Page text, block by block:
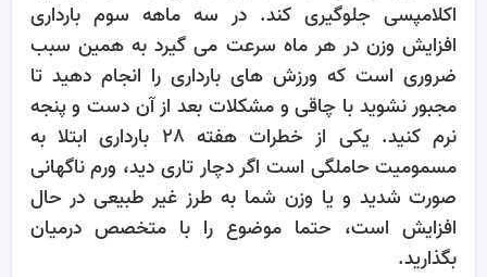
اکلامپسی جلوگیری کند. در سه ماهه سوم بارداری
افزایش وزن در هر ماه سرعت می گیرد به همین سبب
ضروری است که ورزش های بارداری را انجام دهید تا
مجبور نشوید با چاقی و مشکلات بعد از آن دست و پنجه
نرم کنید. یکی از خطرات هفته 28 بارداری ابتلا به
مسمومیت حاملگی است اگر دچار تاری دید، ورم ناگهانی
صورت شدید و یا وزن شما به طرز غیر طبیعی در حال
افزایش است، حتما موضوع را با متخصص درمیان
بگذارید.